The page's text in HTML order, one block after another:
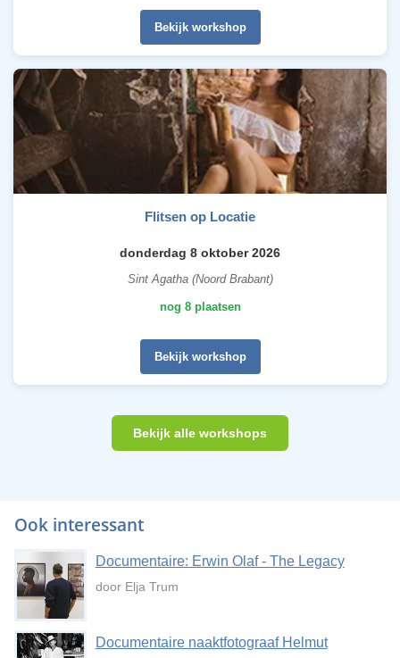
Bekijk workshop
Flitsen op Locatie
donderdag 8 oktober 2026
Sint Agatha (Noord Brabant)
nog 8 plaatsen
Bekijk workshop
Bekijk alle workshops
Ook interessant
Documentaire: Erwin Olaf - The Legacy
door Elja Trum
Documentaire naaktfotograaf Helmut